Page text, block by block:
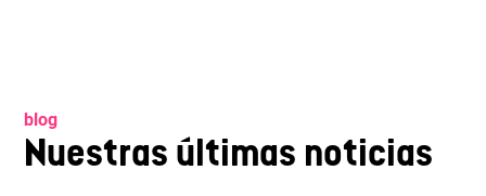
blog
Nuestras últimas noticias